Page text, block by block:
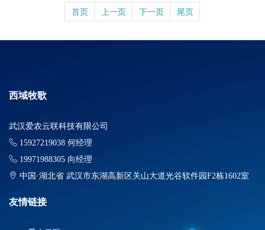
首页 上一页 下一页 尾页
西域牧歌
武汉爱农云联科技有限公司
15927219038 何经理
19971988305 向经理
中国·湖北省 武汉市东湖高新区关山大道光谷软件园F2栋1602室
友情链接